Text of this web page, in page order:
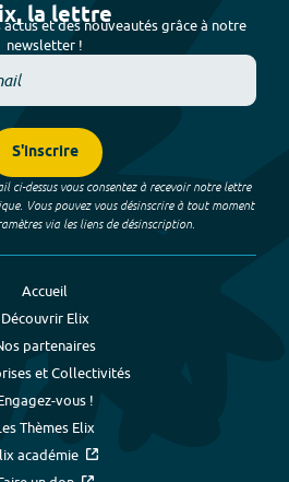
la lettre
et des nouveautés grâce à notre
newsletter !
S'inscrire
ci-dessus vous consentez à recevoir notre lettre
Vous pouvez vous désinscrire à tout moment
via les liens de désinscription.
Accueil
Découvrir Elix
partenaires
et Collectivités
vous !
Thèmes Elix
académie